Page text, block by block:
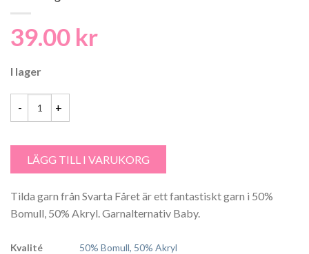
39.00 kr
I lager
LÄGG TILL I VARUKORG
Tilda garn från Svarta Fåret är ett fantastiskt garn i 50%
Bomull, 50% Akryl. Garnalternativ Baby.
Kvalité 50% Bomull, 50% Akryl